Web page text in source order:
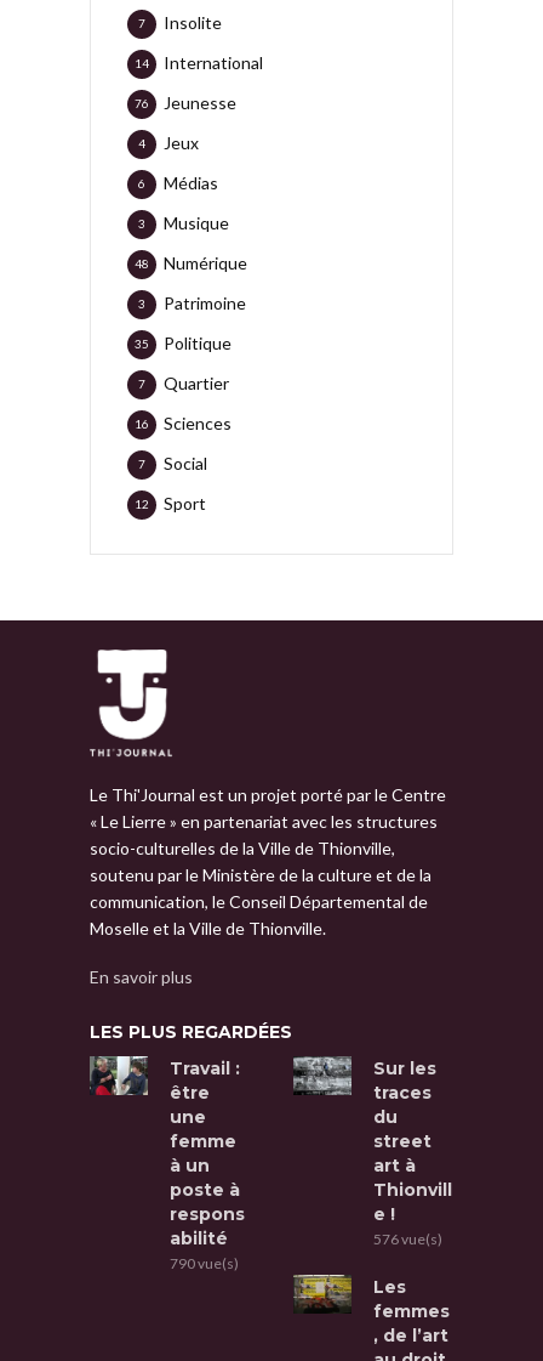
Insolite
7
International
14
Jeunesse
76
Jeux
4
Médias
6
Musique
3
Numérique
48
Patrimoine
3
Politique
35
Quartier
7
Sciences
16
Social
7
Sport
12
Le Thi'Journal est un projet porté par le Centre
« Le Lierre » en partenariat avec les structures
socio-culturelles de la Ville de Thionville,
soutenu par le Ministère de la culture et de la
communication, le Conseil Départemental de
Moselle et la Ville de Thionville.
En savoir plus
LES PLUS REGARDÉES
Travail :
être
une
femme
à un
poste à
respons
abilité
790 vue(s)
Sur les
traces
du
street
art à
Thionvill
e !
576 vue(s)
Les
femmes
, de l’art